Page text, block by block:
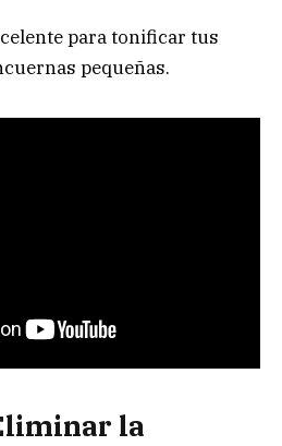
para tonificar tus
pequeñas.
la